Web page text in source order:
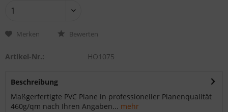
Merken Bewerten
Artikel-Nr.: HO1075
Beschreibung
Maßgerfertigte PVC Plane in professioneller Planenqualität
460g/qm nach Ihren Angaben... mehr